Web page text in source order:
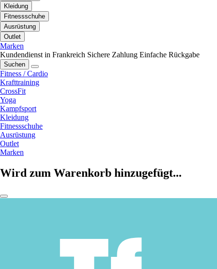
Kleidung
Fitnessschuhe
Ausrüstung
Outlet
Marken
Kundendienst in Frankreich Sichere Zahlung Einfache Rückgabe
Suchen
Fitness / Cardio
Krafttraining
CrossFit
Yoga
Kampfsport
Kleidung
Fitnessschuhe
Ausrüstung
Outlet
Marken
Wird zum Warenkorb hinzugefügt...